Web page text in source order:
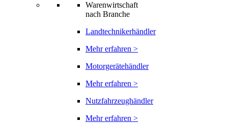
Warenwirtschaft
nach Branche
Landtechnikerhändler
Mehr erfahren >
Motorgerätehändler
Mehr erfahren >
Nutzfahrzeughändler
Mehr erfahren >